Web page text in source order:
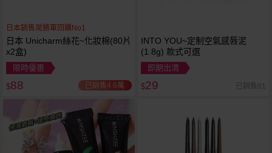
日本銷售常勝軍回購No1
日本 Unicharm絲花~化妝棉(80片
x2盒)
限時優惠
$88 已銷售4.6萬
INTO YOU~定制空氣感唇泥
(1.8g) 款式可選
即期出清
$29 已銷售81